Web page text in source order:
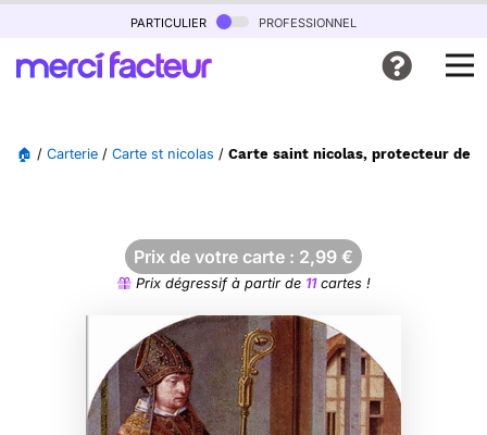
particulier professionnel
🏠 / Carterie / Carte st nicolas / Carte saint nicolas, protecteur des
Prix de votre carte : 2,99 €
Prix dégressif à partir de 11cartes !